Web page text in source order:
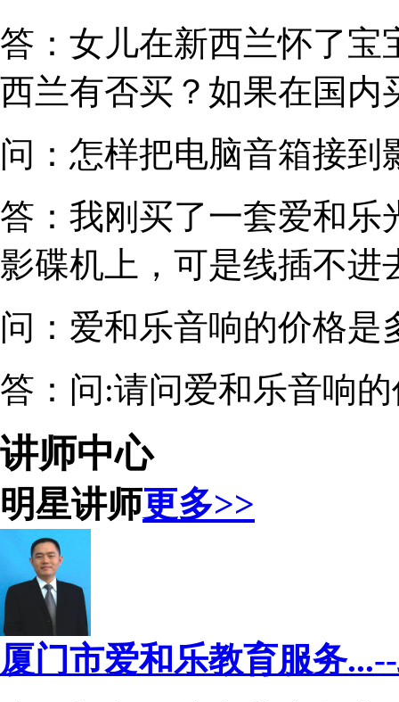
答：女儿在新西兰怀了宝
西兰有否买？如果在国内
问： 怎样把电脑音箱接到
答：我刚买了一套爱和乐
影碟机上，可是线插不进
问： 爱和乐音响的价格是
答：问:请问爱和乐音响
讲师中心
明星讲师更多>>
厦门市爱和乐教育服务